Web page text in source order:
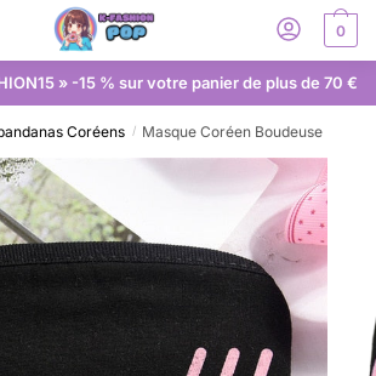
0
» -15 % sur votre panier de plus de 70 €
Coréens / Masque Coréen Boudeuse